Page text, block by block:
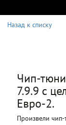
Назад к списку
Чип-
7.9.9 с
Евро-2.
Произвели